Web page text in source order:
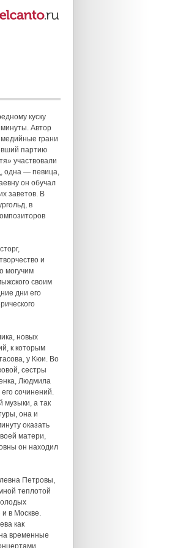
куску
Автор
грани
партию
участвовали
одна — певица,
он обучал
заветов. В
в
и
могучим
своим
дни его
новых
к которым
у Кюи. Во
сестры
Людмила
сочинений.
музыки, а так
она и
оказать
матери,
он находил
Петровы,
теплотой
и в Москве.
как
временные